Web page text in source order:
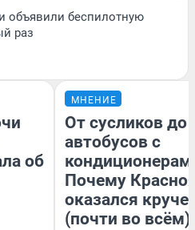
объявили беспилотную
раз
об
МНЕНИЕ
От сусликов до
автобусов с
Почему
оказался
(почти во всём)